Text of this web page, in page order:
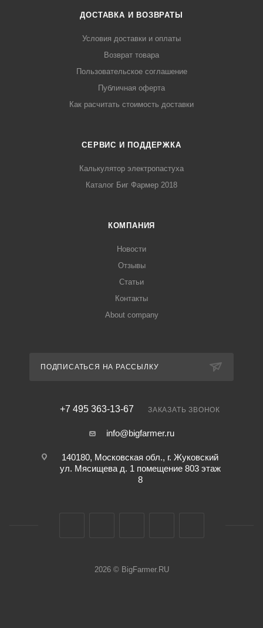
ДОСТАВКА И ВОЗВРАТЫ
Условия доставки и оплаты
Возврат товара
Пользовательское соглашение
Публичная оферта
Как расчитать стоимость доставки
СЕРВИС И ПОДДЕРЖКА
Калькулятор электропастуха
Каталог Биг Фармер 2018
КОМПАНИЯ
Новости
Отзывы
Статьи
Контакты
About company
ПОДПИСАТЬСЯ НА РАССЫЛКУ
+7 495 363-13-67 ЗАКАЗАТЬ ЗВОНОК
info@bigfarmer.ru
140180, Московская обл., г. Жуковский
ул. Мясищева д. 1 помещение 803 этаж
8
2026 © BigFarmer.RU